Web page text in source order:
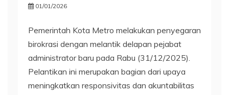
01/01/2026
Pemerintah Kota Metro melakukan penyegaran
birokrasi dengan melantik delapan pejabat
administrator baru pada Rabu (31/12/2025).
Pelantikan ini merupakan bagian dari upaya
meningkatkan responsivitas dan akuntabilitas